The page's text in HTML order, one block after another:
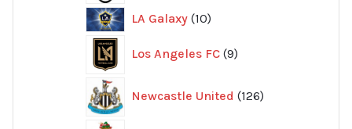
LA Galaxy 1010
Los Angeles FC 9
produkter
Newcastle United 126
produkter